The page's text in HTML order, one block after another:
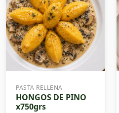
PASTA RELLENA
HONGOS DE PINO
x750grs